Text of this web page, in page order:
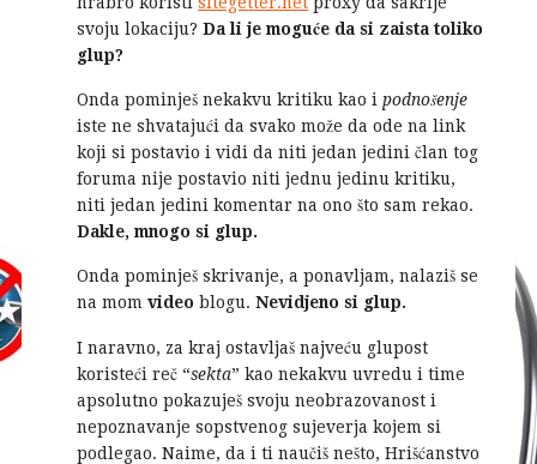
svoju lokaciju?Da li je moguće da si zaista toliko
glup?
Onda pominješ nekakvu kritiku kao ipodnošenje
iste ne shvatajući da svako može da ode na link
koji si postavio i vidi da niti jedan jedini član tog
foruma nije postavio niti jednu jedinu kritiku,
niti jedan jedini komentar na ono što sam rekao.
Dakle, mnogo si glup.
Onda pominješ skrivanje, a ponavljam, nalaziš se
na momvideo blogu.Nevidjeno si glup.
I naravno, za kraj ostavljaš najveću glupost
koristeći reč “sekta” kao nekakvu uvredu i time
apsolutno pokazuješ svoju neobrazovanost i
nepoznavanje sopstvenog sujeverja kojem si
podlegao. Naime, da i ti naučiš nešto, Hrišćanstvo